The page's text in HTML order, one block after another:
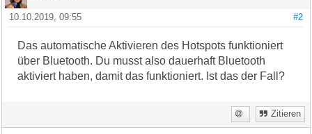
#2
10.10.2019, 09:55
Das automatische Aktivieren des Hotspots funktioniert
über Bluetooth. Du musst also dauerhaft Bluetooth
aktiviert haben, damit das funktioniert. Ist das der Fall?
Zitieren